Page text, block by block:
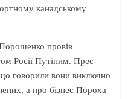
канадському
провів
Росії Путіним. Прес-
говорили вони виключно
а про бізнес Пороха